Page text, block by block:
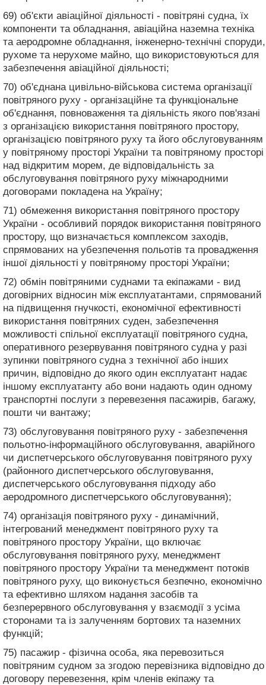
69) об'єкти авіаційної діяльності - повітряні судна, їх
компоненти та обладнання, авіаційна наземна техніка
та аеродромне обладнання, інженерно-технічні споруди,
рухоме та нерухоме майно, що використовуються для
забезпечення авіаційної діяльності;
70) об'єднана цивільно-військова система організації
повітряного руху - організаційне та функціональне
об'єднання, повноваження та діяльність якого пов'язані
з організацією використання повітряного простору,
організацією повітряного руху та його обслуговуванням
у повітряному просторі України та повітряному просторі
над відкритим морем, де відповідальність за
обслуговування повітряного руху міжнародними
договорами покладена на Україну;
71) обмеження використання повітряного простору
України - особливий порядок використання повітряного
простору, що визначається комплексом заходів,
спрямованих на убезпечення польотів та провадження
іншої діяльності у повітряному просторі України;
72) обмін повітряними суднами та екіпажами - вид
договірних відносин між експлуатантами, спрямований
на підвищення гнучкості, економічної ефективності
використання повітряних суден, забезпечення
можливості спільної експлуатації повітряного судна,
оперативного резервування повітряного судна у разі
зупинки повітряного судна з технічної або інших
причин, відповідно до якого один експлуатант надає
іншому експлуатанту або вони надають один одному
транспортні послуги з перевезення пасажирів, багажу,
пошти чи вантажу;
73) обслуговування повітряного руху - забезпечення
польотно-інформаційного обслуговування, аварійного
чи диспетчерського обслуговування повітряного руху
(районного диспетчерського обслуговування,
диспетчерського обслуговування підходу або
аеродромного диспетчерського обслуговування);
74) організація повітряного руху - динамічний,
інтегрований менеджмент повітряного руху та
повітряного простору України, що включає
обслуговування повітряного руху, менеджмент
повітряного простору України та менеджмент потоків
повітряного руху, що виконується безпечно, економічно
та ефективно шляхом надання засобів та
безперервного обслуговування у взаємодії з усіма
сторонами та із залученням бортових та наземних
функцій;
75) пасажир - фізична особа, яка перевозиться
повітряним судном за згодою перевізника відповідно до
договору перевезення, крім членів екіпажу та